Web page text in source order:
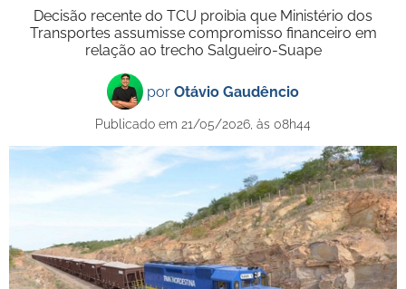
Decisão recente do TCU proibia que Ministério dos
Transportes assumisse compromisso financeiro em
relação ao trecho Salgueiro-Suape
por Otávio Gaudêncio
Publicado em 21/05/2026, às 08h44